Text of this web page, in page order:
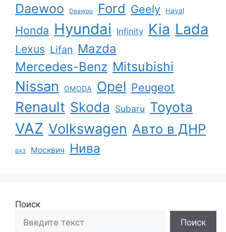
Daewoo Deawoo Ford Geely Haval
Honda Hyundai Infinity Kia Lada
Lexus Lifan Mazda
Mercedes-Benz Mitsubishi
Nissan OMODA Opel Peugeot
Renault Skoda Subaru Toyota
VAZ Volkswagen Авто в ДНР
ВАЗ Москвич Нива
Поиск
Поиск